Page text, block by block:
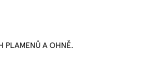
PLAMENŮ A OHNĚ.